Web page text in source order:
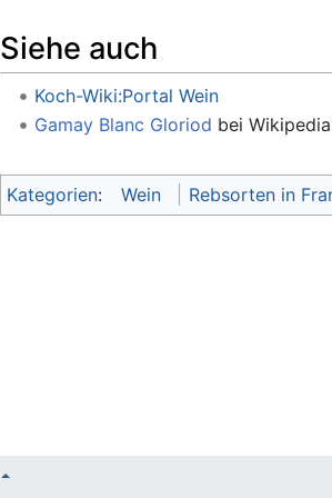
Siehe auch
Koch-Wiki:Portal Wein
Gamay Blanc Gloriod bei Wikipedia
Kategorien: Wein Rebsorten in